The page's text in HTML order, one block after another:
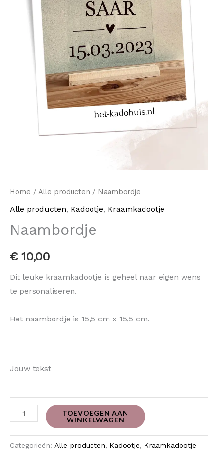
Home / Alle producten / Naambordje
Alle producten, Kadootje, Kraamkadootje
Naambordje
€10,00
Dit leuke kraamkadootje is geheel naar eigen wens
te personaliseren.
Het naambordje is 15,5 cm x 15,5 cm.
Jouw tekst
TOEVOEGEN AAN
WINKELWAGEN
Categorieën: Alle producten, Kadootje, Kraamkadootje